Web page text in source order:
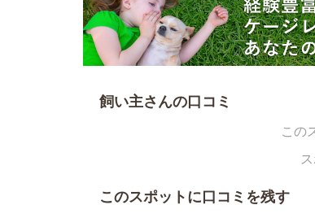
飼い主さんの口コミ
この
このスポットに口コミを残す